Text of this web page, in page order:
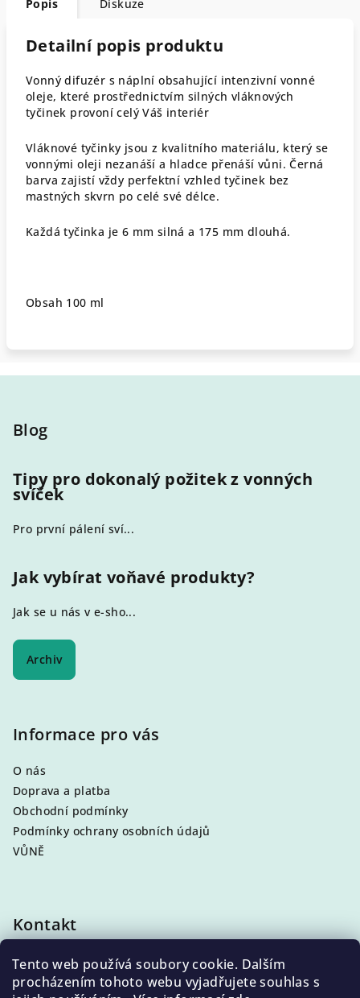
Tento web používá soubory cookie. Dalším
procházením tohoto webu vyjadřujete souhlas s
Popis Diskuze
Detailní popis produktu
Vonný difuzér s náplní obsahující intenzivní vonné
oleje, které prostřednictvím silných vláknových
tyčinek provoní celý Váš interiér
Vláknové tyčinky jsou z kvalitního materiálu, který se
vonnými oleji nezanáší a hladce přenáší vůni. Černá
barva zajistí vždy perfektní vzhled tyčinek bez
mastných skvrn po celé své délce.
Každá tyčinka je 6 mm silná a 175 mm dlouhá.
Obsah 100 ml
Blog
Tipy pro dokonalý požitek z vonných
svíček
Pro první pálení sví...
Jak vybírat voňavé produkty?
Jak se u nás v e-sho...
Archiv
Informace pro vás
O nás
Doprava a platba
Obchodní podmínky
Podmínky ochrany osobních údajů
VŮNĚ
Kontakt
info@eleni.cz
+420 704 868 500